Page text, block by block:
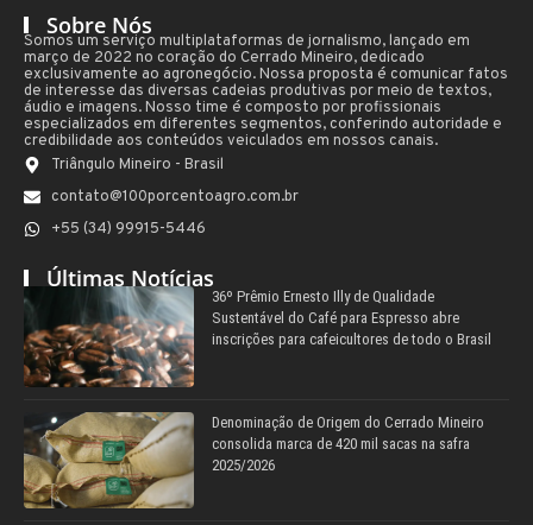
Sobre Nós
Somos um serviço multiplataformas de jornalismo, lançado em
março de 2022 no coração do Cerrado Mineiro, dedicado
exclusivamente ao agronegócio. Nossa proposta é comunicar fatos
de interesse das diversas cadeias produtivas por meio de textos,
áudio e imagens. Nosso time é composto por profissionais
especializados em diferentes segmentos, conferindo autoridade e
credibilidade aos conteúdos veiculados em nossos canais.
Triângulo Mineiro - Brasil
contato@100porcentoagro.com.br
+55 (34) 99915-5446
Últimas Notícias
36º Prêmio Ernesto Illy de Qualidade
Sustentável do Café para Espresso abre
inscrições para cafeicultores de todo o Brasil
Denominação de Origem do Cerrado Mineiro
consolida marca de 420 mil sacas na safra
2025/2026